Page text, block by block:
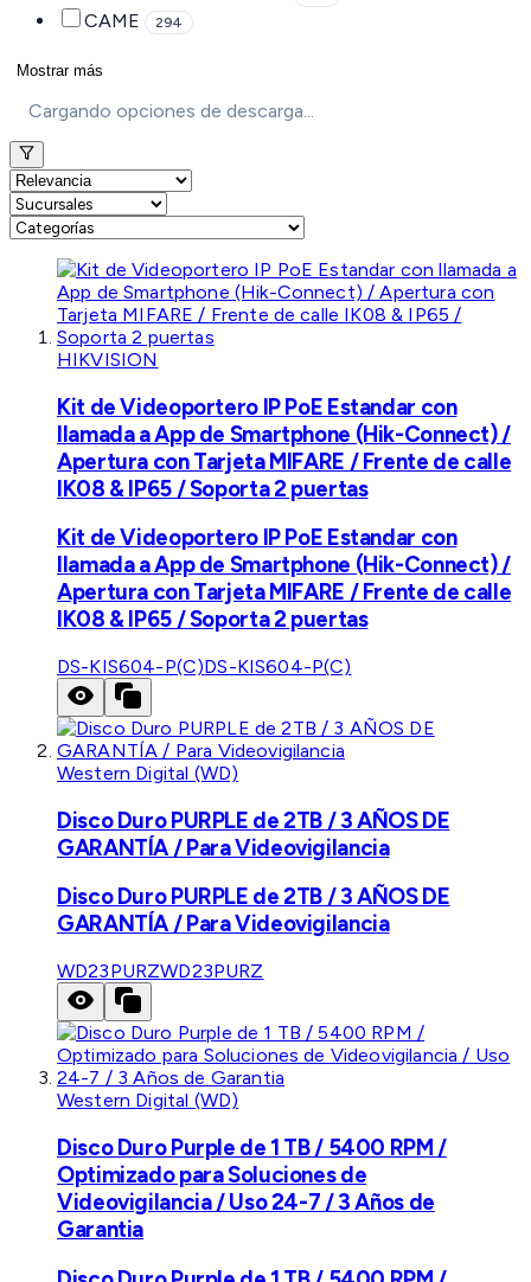
CAME 294
Mostrar más
Cargando opciones de descarga...
HIKVISION
Kit de Videoportero IP PoE Estandar con
llamada a App de Smartphone (Hik-Connect) /
Apertura con Tarjeta MIFARE / Frente de calle
IK08 & IP65 / Soporta 2 puertas
Kit de Videoportero IP PoE Estandar con
llamada a App de Smartphone (Hik-Connect) /
Apertura con Tarjeta MIFARE / Frente de calle
IK08 & IP65 / Soporta 2 puertas
DS-KIS604-P(C)DS-KIS604-P(C)
Western Digital (WD)
Disco Duro PURPLE de 2TB / 3 AÑOS DE
GARANTÍA / Para Videovigilancia
Disco Duro PURPLE de 2TB / 3 AÑOS DE
GARANTÍA / Para Videovigilancia
WD23PURZWD23PURZ
Western Digital (WD)
Disco Duro Purple de 1 TB / 5400 RPM /
Optimizado para Soluciones de
Videovigilancia / Uso 24-7 / 3 Años de
Garantia